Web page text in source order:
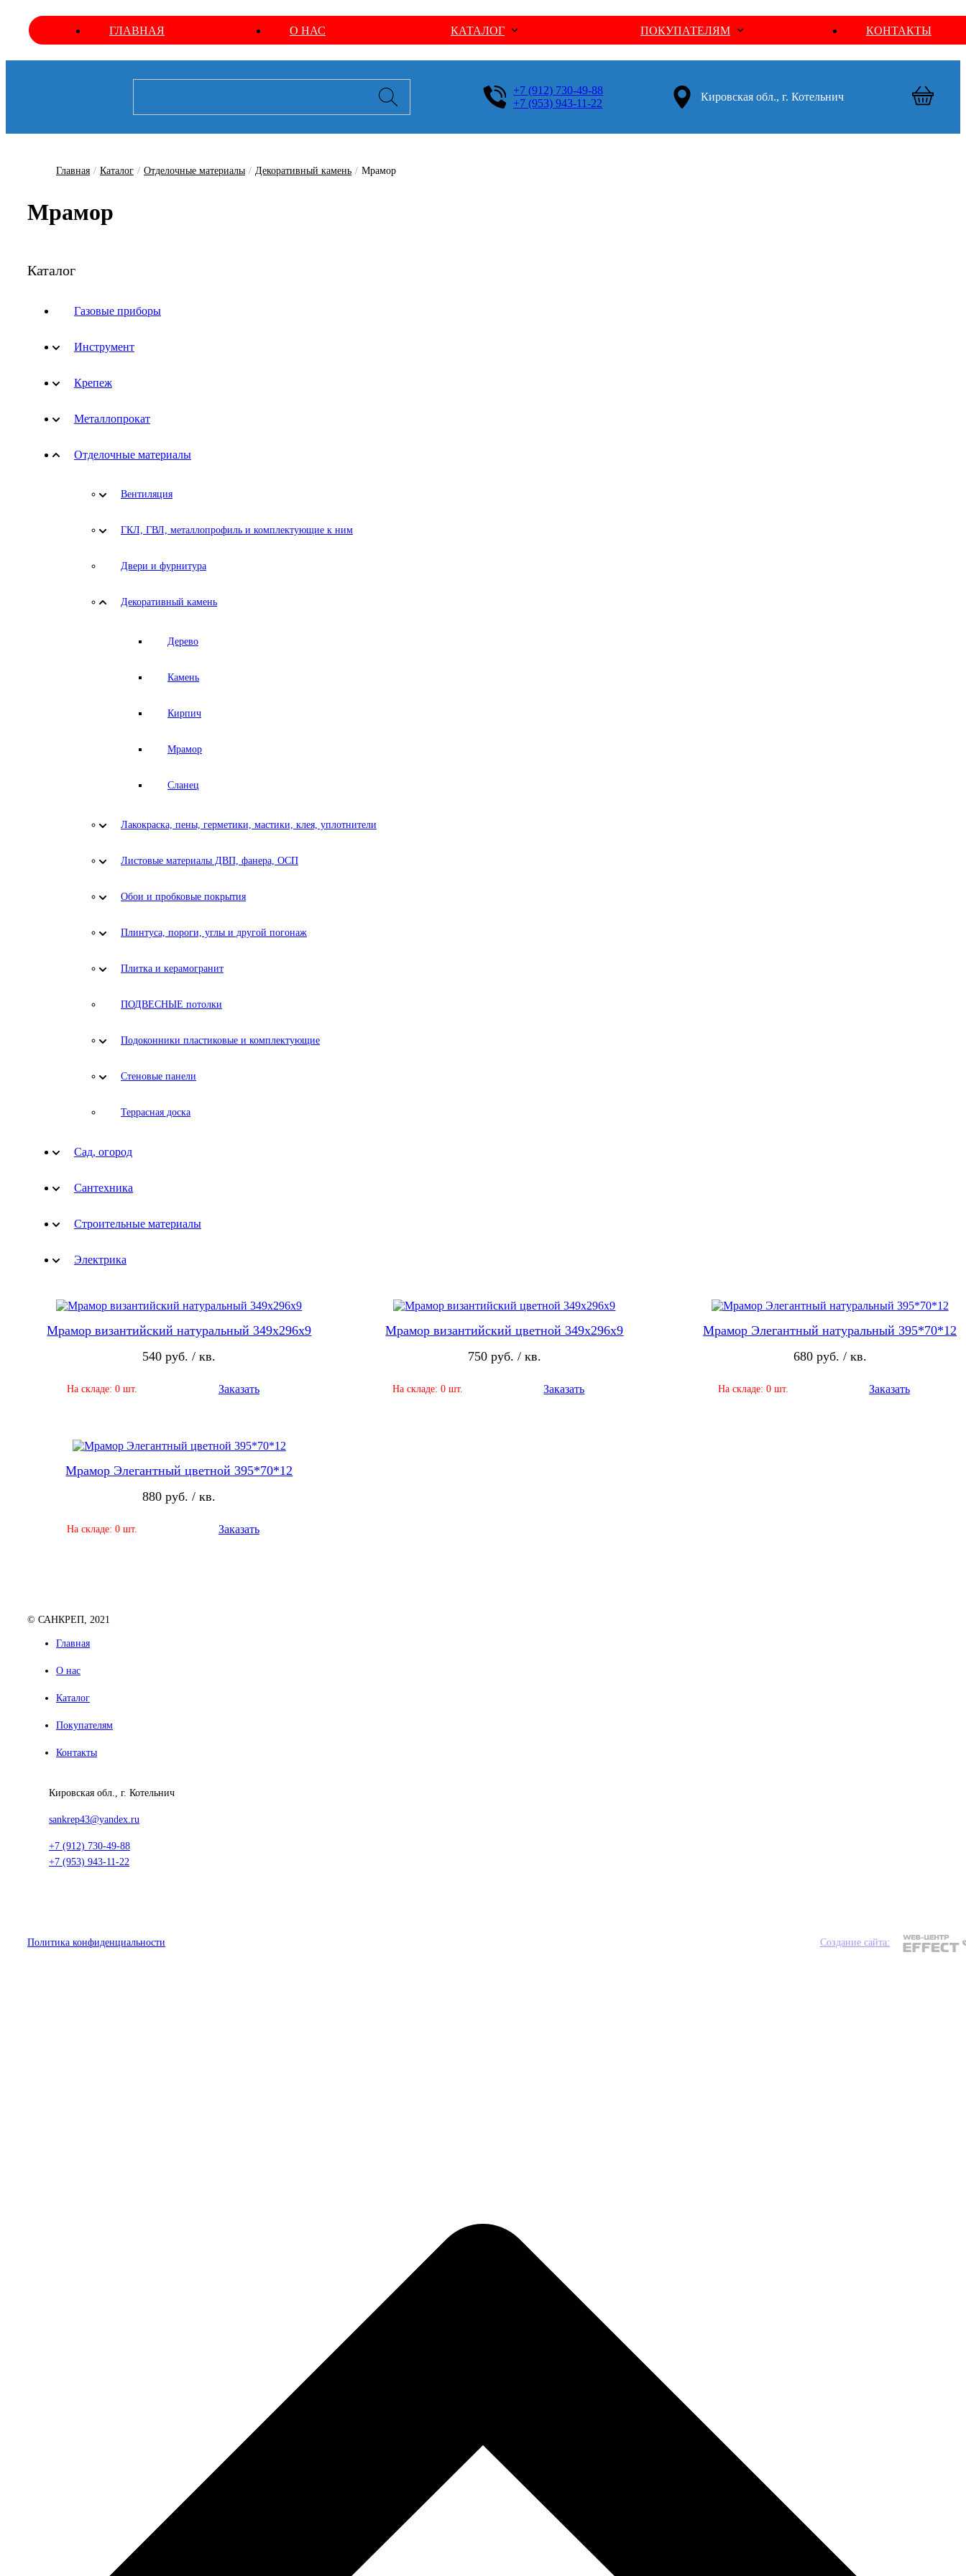
ГЛАВНАЯ О НАС КАТАЛОГ ПОКУПАТЕЛЯМ КОНТАКТЫ
+7 (912) 730-49-88
+7 (953) 943-11-22
Кировская обл., г. Котельнич
Главная / Каталог / Отделочные материалы / Декоративный камень / Мрамор
Мрамор
Каталог
Газовые приборы
Инструмент
Крепеж
Металлопрокат
Отделочные материалы
Вентиляция
ГКЛ, ГВЛ, металлопрофиль и комплектующие к ним
Двери и фурнитура
Декоративный камень
Дерево
Камень
Кирпич
Мрамор
Сланец
Лакокраска, пены, герметики, мастики, клея, уплотнители
Листовые материалы ДВП, фанера, ОСП
Обои и пробковые покрытия
Плинтуса, пороги, углы и другой погонаж
Плитка и керамогранит
ПОДВЕСНЫЕ потолки
Подоконники пластиковые и комплектующие
Стеновые панели
Террасная доска
Сад, огород
Сантехника
Строительные материалы
Электрика
Мрамор византийский натуральный 349х296х9
540 руб. / кв.
На складе: 0 шт. Заказать
Мрамор византийский цветной 349х296х9
750 руб. / кв.
На складе: 0 шт. Заказать
Мрамор Элегантный натуральный 395*70*12
680 руб. / кв.
На складе: 0 шт. Заказать
Мрамор Элегантный цветной 395*70*12
880 руб. / кв.
На складе: 0 шт. Заказать
© САНКРЕП, 2021
Главная
О нас
Каталог
Покупателям
Контакты
Кировская обл., г. Котельнич
sankrep43@yandex.ru
+7 (912) 730-49-88
+7 (953) 943-11-22
Политика конфиденциальности Создание сайта: